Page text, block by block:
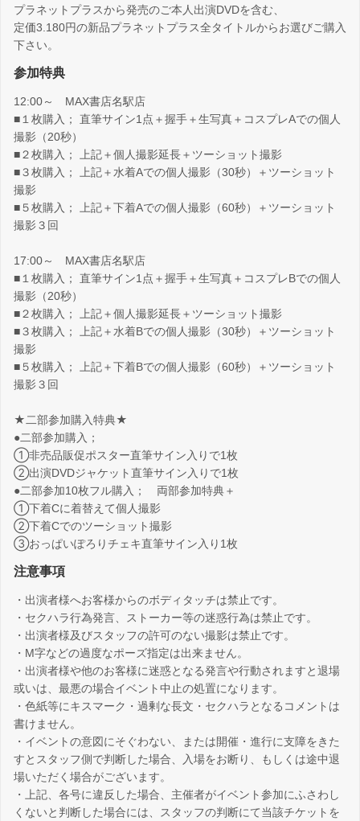
プラネットプラスから発売のご本人出演DVDを含む、
定価3.180円の新品プラネットプラス全タイトルからお選びご購入
下さい。
参加特典
12:00～ MAX書店名駅店
■１枚購入； 直筆サイン1点＋握手＋生写真＋コスプレAでの個人
撮影（20秒）
■２枚購入； 上記＋個人撮影延長＋ツーショット撮影
■３枚購入； 上記＋水着Aでの個人撮影（30秒）＋ツーショット
撮影
■５枚購入； 上記＋下着Aでの個人撮影（60秒）＋ツーショット
撮影３回
17:00～ MAX書店名駅店
■１枚購入； 直筆サイン1点＋握手＋生写真＋コスプレBでの個人
撮影（20秒）
■２枚購入； 上記＋個人撮影延長＋ツーショット撮影
■３枚購入； 上記＋水着Bでの個人撮影（30秒）＋ツーショット
撮影
■５枚購入； 上記＋下着Bでの個人撮影（60秒）＋ツーショット
撮影３回
★二部参加購入特典★
●二部参加購入；
①非売品販促ポスター直筆サイン入りで1枚
②出演DVDジャケット直筆サイン入りで1枚
●二部参加10枚フル購入； 両部参加特典＋
①下着Cに着替えて個人撮影
②下着Cでのツーショット撮影
③おっぱいぽろりチェキ直筆サイン入り1枚
注意事項
・出演者様へお客様からのボディタッチは禁止です。
・セクハラ行為発言、ストーカー等の迷惑行為は禁止です。
・出演者様及びスタッフの許可のない撮影は禁止です。
・M字などの過度なポーズ指定は出来ません。
・出演者様や他のお客様に迷惑となる発言や行動されますと退場
或いは、最悪の場合イベント中止の処置になります。
・色紙等にキスマーク・過剰な長文・セクハラとなるコメントは
書けません。
・イベントの意図にそぐわない、または開催・進行に支障をきた
すとスタッフ側で判断した場合、入場をお断り、もしくは途中退
場いただく場合がございます。
・上記、各号に違反した場合、主催者がイベント参加にふさわし
くないと判断した場合には、スタッフの判断にて当該チケットを